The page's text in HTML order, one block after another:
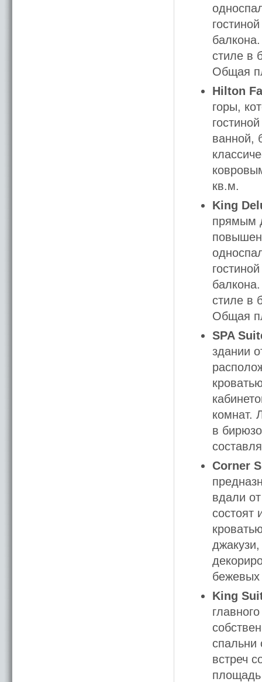
стиле в
Общая
Hilton
горы,
ванной,
кв.м.
King
прямым
стиле в
Общая
SPA
здании
комнат.
в
Corner
вдали
состоят
King
спальни
встреч
площадь